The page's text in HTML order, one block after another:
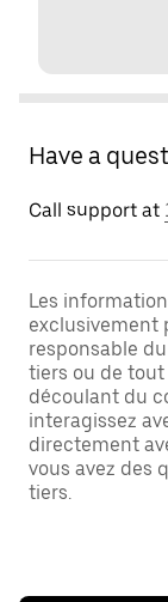
Have a
Call support at
Les
exclusivement
responsable
tiers ou de
découlant du
interagissez
directement
vous avez des
tiers.